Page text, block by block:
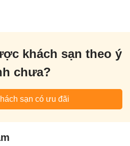
khách sạn theo ý
chưa?
sạn có ưu đãi